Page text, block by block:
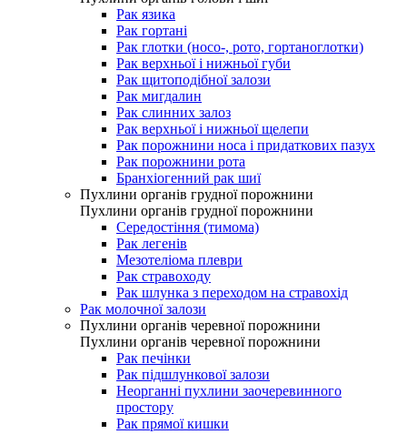
Рак язика
Рак гортані
Рак глотки (носо-, рото, гортаноглотки)
Рак верхньої і нижньої губи
Рак щитоподібної залози
Рак мигдалин
Рак слинних залоз
Рак верхньої і нижньої щелепи
Рак порожнини носа і придаткових пазух
Рак порожнини рота
Бранхіогенний рак шиї
Пухлини органів грудної порожнини
Пухлини органів грудної порожнини
Середостіння (тимома)
Рак легенів
Мезотеліома плеври
Рак стравоходу
Рак шлунка з переходом на стравохід
Рак молочної залози
Пухлини органів черевної порожнини
Пухлини органів черевної порожнини
Рак печінки
Рак підшлункової залози
Неорганні пухлини заочеревинного
простору
Рак прямої кишки